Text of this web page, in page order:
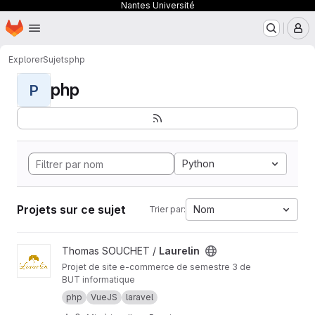
Nantes Université
Passer au contenu principal
Page d'accueil
ExplorerSujetsphp
P php
Python
Projets sur ce sujet Trier par: Nom
Afficher le projet Laurelin
Thomas SOUCHET / Laurelin
Projet de site e-commerce de semestre 3 de
BUT informatique
php
VueJS laravel